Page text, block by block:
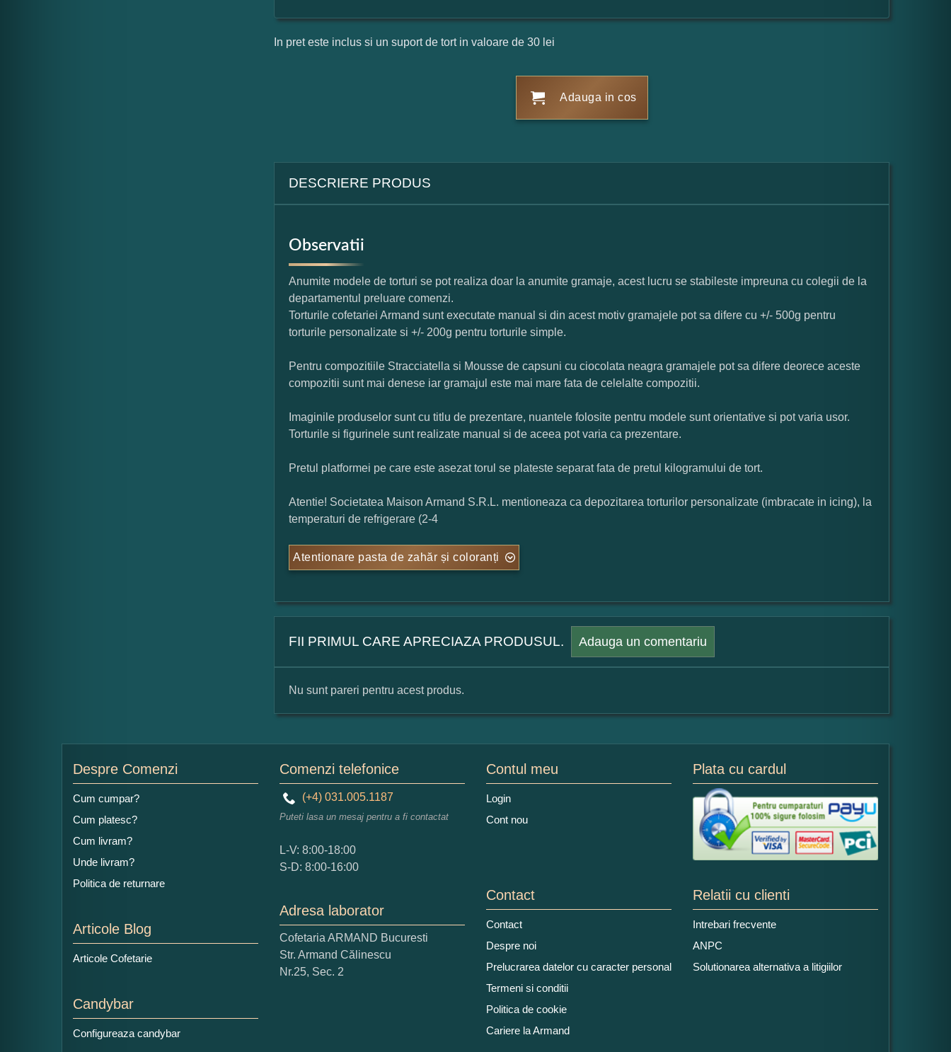
In pret este inclus si un suport de tort in valoare de 30 lei
Adauga in cos
DESCRIERE PRODUS
Observatii
Anumite modele de torturi se pot realiza doar la anumite gramaje, acest lucru se stabileste impreuna cu colegii de la
departamentul preluare comenzi.
Torturile cofetariei Armand sunt executate manual si din acest motiv gramajele pot sa difere cu +/- 500g pentru
torturile personalizate si +/- 200g pentru torturile simple.
Pentru compozitiile Stracciatella si Mousse de capsuni cu ciocolata neagra gramajele pot sa difere deorece aceste
compozitii sunt mai denese iar gramajul este mai mare fata de celelalte compozitii.
Imaginile produselor sunt cu titlu de prezentare, nuantele folosite pentru modele sunt orientative si pot varia usor.
Torturile si figurinele sunt realizate manual si de aceea pot varia ca prezentare.
Pretul platformei pe care este asezat torul se plateste separat fata de pretul kilogramului de tort.
Atentie! Societatea Maison Armand S.R.L. mentioneaza ca depozitarea torturilor personalizate (imbracate in icing), la
temperaturi de refrigerare (2-4
Atentionare pasta de zahăr și coloranți
FII PRIMUL CARE APRECIAZA PRODUSUL. Adauga un comentariu
Numele dumneavoastra:
Adaugati o parere despre acest produs:
Ce nota acordati acestui produs?
1 2 3
Nu tocmai bun
Nu sunt pareri pentru acest produs.
Despre Comenzi
Cum cumpar?
Cum platesc?
Cum livram?
Unde livram?
Politica de returnare
Articole Blog
Articole Cofetarie
Candybar
Configureaza candybar
Comenzi telefonice
(+4) 031.005.1187
Puteti lasa un mesaj pentru a fi contactat
L-V: 8:00-18:00
S-D: 8:00-16:00
Adresa laborator
Cofetaria ARMAND Bucuresti
Str. Armand Călinescu
Nr.25, Sec. 2
Contul meu
Login
Cont nou
Plata cu cardul
Contact
Contact
Despre noi
Prelucrarea datelor cu caracter personal
Termeni si conditii
Politica de cookie
Cariere la Armand
Relatii cu clienti
Intrebari frecvente
ANPC
Solutionarea alternativa a litigiilor